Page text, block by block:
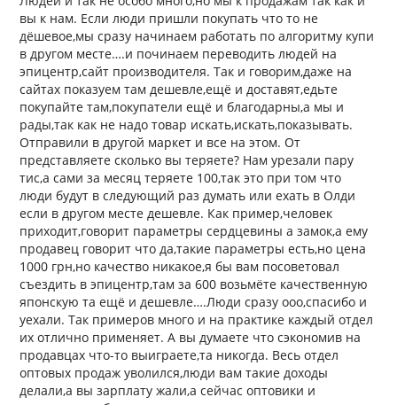
вы к нам. Если люди пришли покупать что то не
дёшевое,мы сразу начинаем работать по алгоритму купи
в другом месте….и починаем переводить людей на
эпицентр,сайт производителя. Так и говорим,даже на
сайтах показуем там дешевле,ещё и доставят,едьте
покупайте там,покупатели ещё и благодарны,а мы и
рады,так как не надо товар искать,искать,показывать.
Отправили в другой маркет и все на этом. От
представляете сколько вы теряете? Нам урезали пару
тис,а сами за месяц теряете 100,так это при том что
люди будут в следующий раз думать или ехать в Олди
если в другом месте дешевле. Как пример,человек
приходит,говорит параметры сердцевины а замок,а ему
продавец говорит что да,такие параметры есть,но цена
1000 грн,но качество никакое,я бы вам посоветовал
съездить в эпицентр,там за 600 возьмёте качественную
японскую та ещё и дешевле….Люди сразу ооо,спасибо и
уехали. Так примеров много и на практике каждый отдел
их отлично применяет. А вы думаете что сэкономив на
продавцах что-то выиграете,та никогда. Весь отдел
оптовых продаж уволился,люди вам такие доходы
делали,а вы зарплату жали,а сейчас оптовики и